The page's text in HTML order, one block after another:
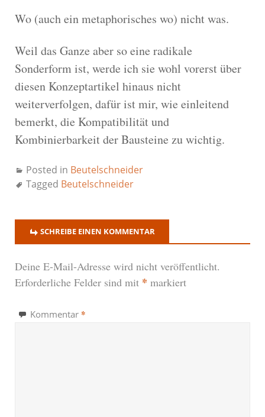
Wo (auch ein metaphorisches wo) nicht was.
Weil das Ganze aber so eine radikale
Sonderform ist, werde ich sie wohl vorerst über
diesen Konzeptartikel hinaus nicht
weiterverfolgen, dafür ist mir, wie einleitend
bemerkt, die Kompatibilität und
Kombinierbarkeit der Bausteine zu wichtig.
Posted in Beutelschneider
Tagged Beutelschneider
SCHREIBE EINEN KOMMENTAR
Deine E-Mail-Adresse wird nicht veröffentlicht.
Erforderliche Felder sind mit * markiert
Kommentar *